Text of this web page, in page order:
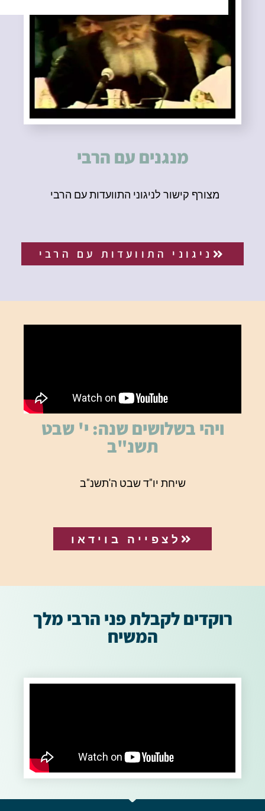
מנגנים עם הרבי
מצורף קישור לניגוני התוועדות עם הרבי
ניגוני התוועדות עם הרבי
ויהי בשלושים שנה: י' שבט
תשנ"ב
שיחת יו"ד שבט ה'תשנ"ב
לצפייה בוידאו
רוקדים לקבלת פני הרבי מלך
המשיח